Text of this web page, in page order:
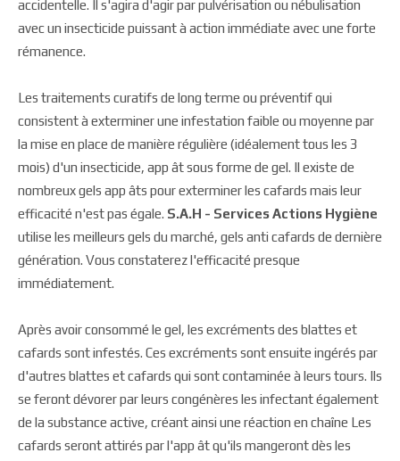
accidentelle. Il s'agira d'agir par pulvérisation ou nébulisation
avec un insecticide puissant à action immédiate avec une forte
rémanence.
Les traitements curatifs de long terme ou préventif qui
consistent à exterminer une infestation faible ou moyenne par
la mise en place de manière régulière (idéalement tous les 3
mois) d'un insecticide, app ât sous forme de gel. Il existe de
nombreux gels app âts pour exterminer les cafards mais leur
efficacité n'est pas égale. S.A.H - Services Actions Hygiène
utilise les meilleurs gels du marché, gels anti cafards de dernière
génération. Vous constaterez l'efficacité presque
immédiatement.
Après avoir consommé le gel, les excréments des blattes et
cafards sont infestés. Ces excréments sont ensuite ingérés par
d'autres blattes et cafards qui sont contaminée à leurs tours. Ils
se feront dévorer par leurs congénères les infectant également
de la substance active, créant ainsi une réaction en chaîne Les
cafards seront attirés par l'app ât qu'ils mangeront dès les